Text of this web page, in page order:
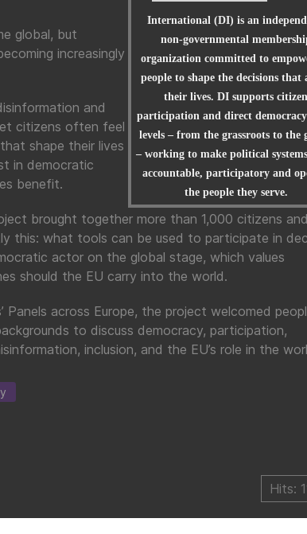
International (DI) is an
non-governmental
organization committed to
people to shape the decisions that
their lives. DI supports citizen
participation and direct
levels – from the grassroots to the
– working to make political
accountable, participatory and
the people they serve.
global, but
increasingly
and
citizens often feel
shape their lives
in democratic
benefit.
brought together more than 1,000 citizens and
this: what tools can be used to participate in
actor on the global stage, which values
should the EU carry into the world.
Panels across Europe, the project welcomed
to discuss democracy, participation,
inclusion, and the EU’s role in the
Hits: